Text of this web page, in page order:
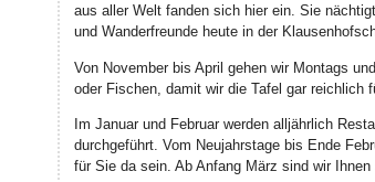
aus aller Welt fanden sich hier ein. Sie
und Wanderfreunde heute in der
Von November bis April gehen wir Montags
oder Fischen, damit wir die Tafel gar reichlich
Im Januar und Februar werden alljährlich
durchgeführt. Vom Neujahrstage bis Ende
für Sie da sein. Ab Anfang März sind wir Ihnen